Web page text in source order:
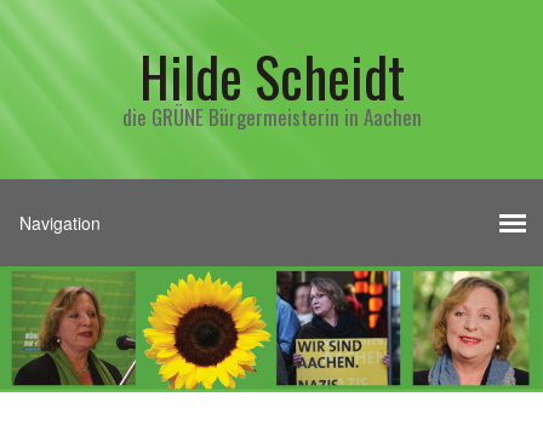
Hilde Scheidt
die GRÜNE Bürgermeisterin in Aachen